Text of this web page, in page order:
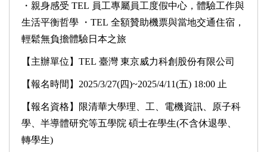
・親身感受 TEL 員工專屬員工度假中心，體驗工作與
生活平衡哲學 ・TEL 全額贊助機票與當地交通住宿，
輕鬆無負擔體驗日本之旅
【主辦單位】TEL 臺灣 東京威力科創股份有限公司
【報名時間】2025/3/27(四)~2025/4/11(五) 18:00 止
【報名資格】限清華大學理、工、電機資訊、原子科
學、半導體研究等五學院 碩士在學生(不含休退學、
轉學生)